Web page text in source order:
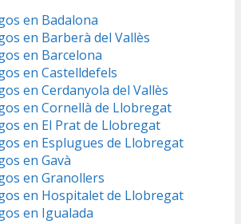
en Badalona
en Barberà del Vallès
en Barcelona
en Castelldefels
en Cerdanyola del Vallès
en Cornellà de Llobregat
en El Prat de Llobregat
en Esplugues de Llobregat
en Gavà
en Granollers
en Hospitalet de Llobregat
en Igualada